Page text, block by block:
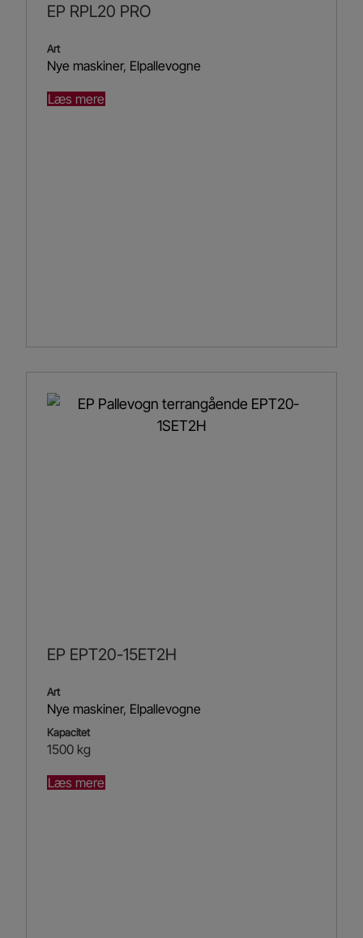
EP RPL20 PRO
Art
Nye maskiner, Elpallevogne
Læs mere
EP EPT20-15ET2H
Art
Nye maskiner, Elpallevogne
Kapacitet
1500 kg
Læs mere